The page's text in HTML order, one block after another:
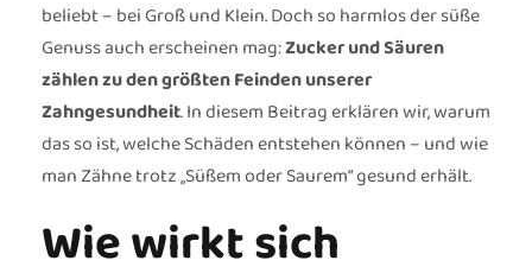
beliebt – bei Groß und Klein. Doch so harmlos der süße
Genuss auch erscheinen mag:Zucker und Säuren
zählen zu den größten Feinden unserer
Zahngesundheit. In diesem Beitrag erklären wir, warum
das so ist, welche Schäden entstehen können – und wie
man Zähne trotz „Süßem oder Saurem“ gesund erhält.
Wie wirkt sich